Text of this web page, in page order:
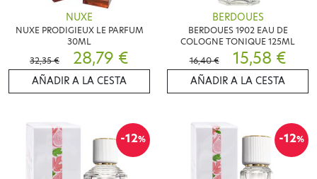
NUXE
NUXE PRODIGIEUX LE PARFUM
30ML
32,35 €
28,79 €
AÑADIR A LA CESTA
BERDOUES
BERDOUES 1902 EAU DE
COLOGNE TONIQUE 125ML
16,40 €
15,58 €
AÑADIR A LA CESTA
-12% -12%